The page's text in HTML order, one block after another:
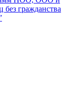
гражданства